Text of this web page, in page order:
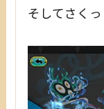
そしてさくっ